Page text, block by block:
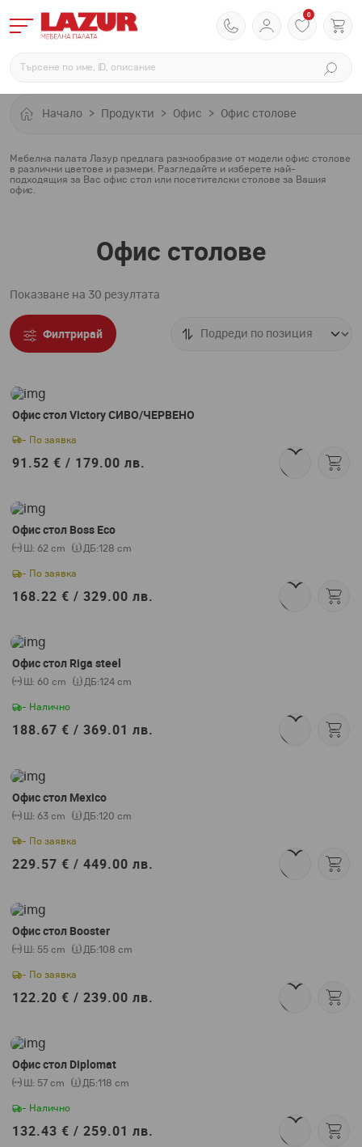
0
Начало Продукти Офис Офис столове
Мебелна палата Лазур предлага разнообразие от модели офис столове
в различни цветове и размери. Разгледайте и изберете най-
подходящия за Вас офис стол или посетителски столове за Вашия
офис.
Офис столове
Показване на 30 резултата
Филтрирай
Офис стол Victory СИВО/ЧЕРВЕНО
- По заявка
91.52 € / 179.00 лв.
Офис стол Boss Eco
Ш: 62 cm ДБ:128 cm
- По заявка
168.22 € / 329.00 лв.
Офис стол Riga steel
Ш: 60 cm ДБ:124 cm
- Налично
188.67 € / 369.01 лв.
Офис стол Mexico
Ш: 63 cm ДБ:120 cm
- По заявка
229.57 € / 449.00 лв.
Офис стол Booster
Ш: 55 cm ДБ:108 cm
- По заявка
122.20 € / 239.00 лв.
Офис стол Diplomat
Ш: 57 cm ДБ:118 cm
- Налично
132.43 € / 259.01 лв.